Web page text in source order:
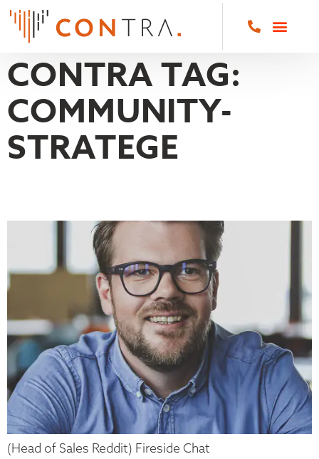
CONTRA TAG:
COMMUNITY-
STRATEGE
(Head of Sales Reddit) Fireside Chat